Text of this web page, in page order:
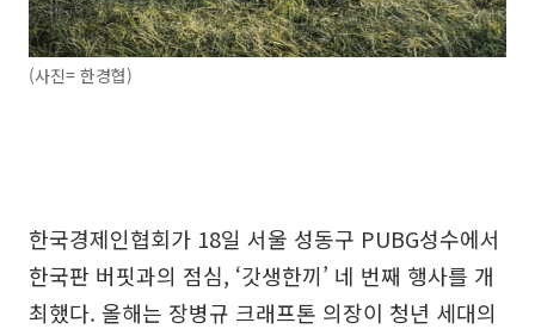
(사진= 한경협)
한국경제인협회가 18일 서울 성동구 PUBG성수에서
한국판 버핏과의 점심, ‘갓생한끼’ 네 번째 행사를 개
최했다. 올해는 장병규 크래프톤 의장이 청년 세대의